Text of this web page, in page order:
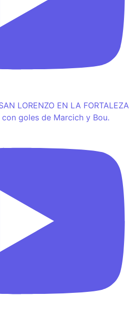
LORENZO EN LA FORTALEZA
goles de Marcich y Bou.